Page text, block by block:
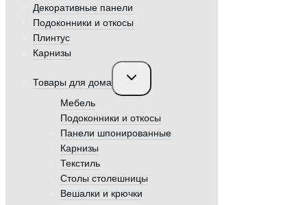
Декоративные панели
Подоконники и откосы
Плинтус
Карнизы
Товары для дома
Переключить
дочернее
Мебель
Подоконники и откосы
Панели шпонированные
Карнизы
Текстиль
Столы столешницы
Вешалки и крючки